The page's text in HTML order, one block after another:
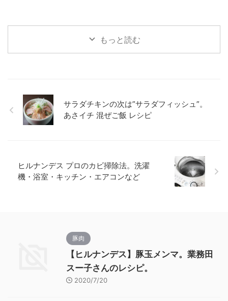
もっと読む
サラダチキンの次は”サラダフィッシュ”。
あさイチ 混ぜご飯 レシピ
ヒルナンデス プロのカビ掃除法。洗濯
機・浴室・キッチン・エアコンなど
豚肉
【ヒルナンデス】豚玉メンマ。業務田
スー子さんのレシピ。
2020/7/20